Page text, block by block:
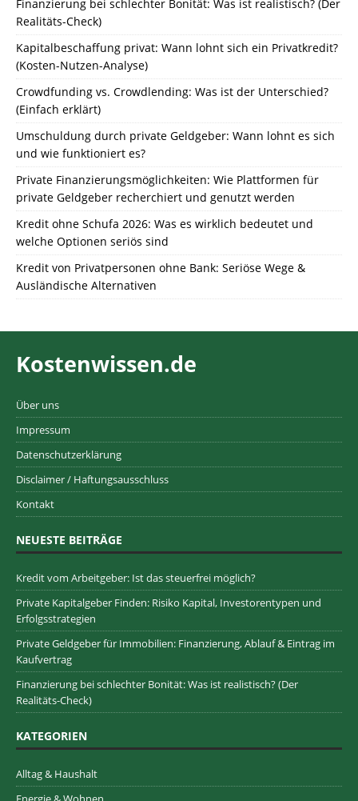
Finanzierung bei schlechter Bonität: Was ist realistisch? (Der
Realitäts-Check)
Kapitalbeschaffung privat: Wann lohnt sich ein Privatkredit?
(Kosten-Nutzen-Analyse)
Crowdfunding vs. Crowdlending: Was ist der Unterschied?
(Einfach erklärt)
Umschuldung durch private Geldgeber: Wann lohnt es sich
und wie funktioniert es?
Private Finanzierungsmöglichkeiten: Wie Plattformen für
private Geldgeber recherchiert und genutzt werden
Kredit ohne Schufa 2026: Was es wirklich bedeutet und
welche Optionen seriös sind
Kredit von Privatpersonen ohne Bank: Seriöse Wege &
Ausländische Alternativen
Kostenwissen.de
Über uns
Impressum
Datenschutzerklärung
Disclaimer / Haftungsausschluss
Kontakt
NEUESTE BEITRÄGE
Kredit vom Arbeitgeber: Ist das steuerfrei möglich?
Private Kapitalgeber Finden: Risiko Kapital, Investorentypen und
Erfolgsstrategien
Private Geldgeber für Immobilien: Finanzierung, Ablauf & Eintrag im
Kaufvertrag
Finanzierung bei schlechter Bonität: Was ist realistisch? (Der
Realitäts-Check)
KATEGORIEN
Alltag & Haushalt